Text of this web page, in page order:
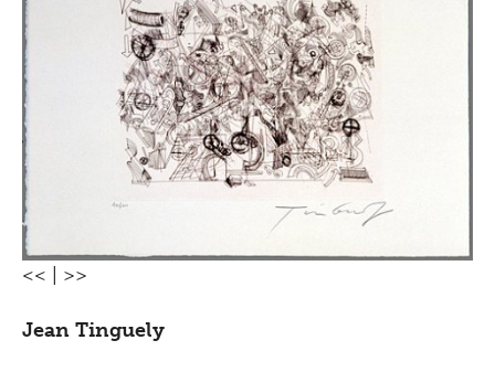
<< >>
Jean Tinguely